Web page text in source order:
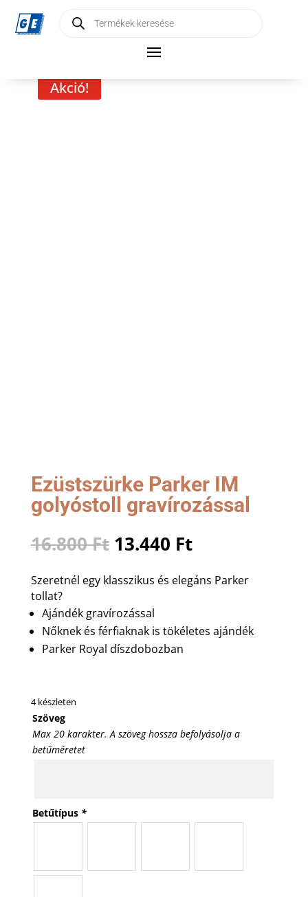
search
Akció!
Ezüstszürke Parker IM
golyóstoll gravírozással
16.800Ft Original
price
was:
16.800 Ft.
13.440 FtCurrent
price
is:
13.440 Ft.
Szeretnél egy klasszikus és elegáns Parker
tollat?
Ajándék gravírozással
Nőknek és férfiaknak is tökéletes ajándék
Parker Royal díszdobozban
4 készleten
Szöveg
Max 20 karakter. A szöveg hossza befolyásolja a
betűméretet
Betűtípus *